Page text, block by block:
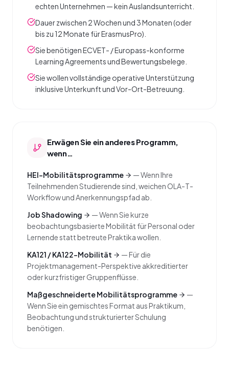
echten Unternehmen — kein Auslandsunterricht.
Dauer zwischen 2 Wochen und 3 Monaten (oder
bis zu 12 Monate für ErasmusPro).
Sie benötigen ECVET- / Europass-konforme
Learning Agreements und Bewertungsbelege.
Sie wollen vollständige operative Unterstützung
inklusive Unterkunft und Vor-Ort-Betreuung.
Erwägen Sie ein anderes Programm,
wenn…
HEI-Mobilitätsprogramme —Wenn Ihre
Teilnehmenden Studierende sind, weichen OLA-T-
Workflow und Anerkennungspfad ab.
Job Shadowing
—Wenn Sie kurze
beobachtungsbasierte Mobilität für Personal oder
Lernende statt betreute Praktika wollen.
KA121 / KA122-Mobilität
—Für die
Projektmanagement-Perspektive akkreditierter
oder kurzfristiger Gruppenflüsse.
Maßgeschneiderte Mobilitätsprogramme
—
Wenn Sie ein gemischtes Format aus Praktikum,
Beobachtung und strukturierter Schulung
benötigen.